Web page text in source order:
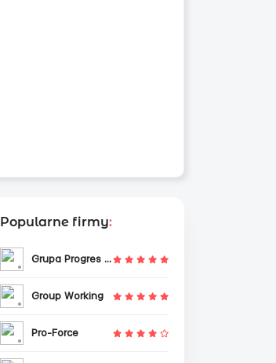
Popularne firmy:
Grupa Progres Sp. z o.o.
Group Working
Pro-Force